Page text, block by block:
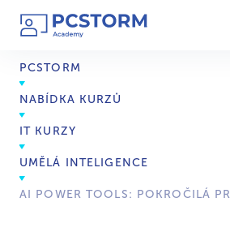
PCSTORM
NABÍDKA KURZŮ
IT KURZY
UMĚLÁ INTELIGENCE
AI POWER TOOLS: POKROČILÁ